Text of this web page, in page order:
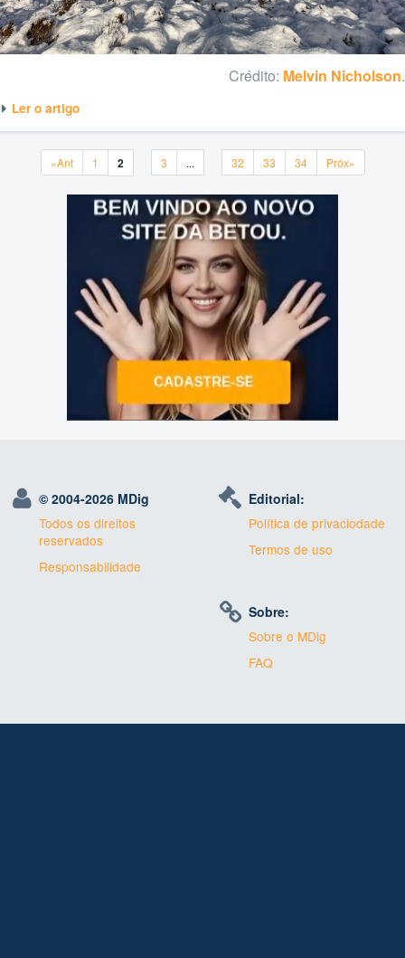
Crédito: Melvin Nicholson.
Ler o artigo
«Ant«Ant1 2 33 ... 3232 3333 3434 Próx»Próx»
© 2004-2026 MDig
Todos os direitos
reservados
Responsabilidade
Editorial:
Política de privaciodade
Termos de uso
Sobre:
Sobre o MDig
FAQ